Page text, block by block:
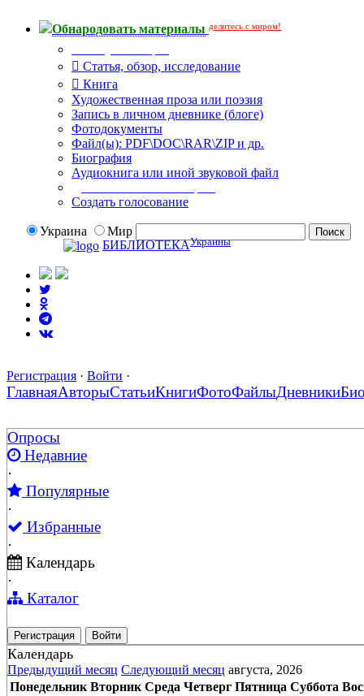
Обнародовать материалы делитесь с миром!
Статья, обзор, исследование
Книга
Художественная проза или поэзия
Запись в личном дневнике (блоге)
Фотодокументы
Файл(ы): PDF\DOC\RAR\ZIP и др.
Биография
Аудиокнига или иной звуковой файл
Создать голосование
Украина
Мир
БИБЛИОТЕКАУкраины
Регистрация · Войти ·
ГлавнаяАвторыСтатьиКнигиФотоФайлыДневники
Опросы
Недавние
·
Популярные
·
Избранные
·
Календарь
·
Каталог
Регистрация Войти
Календарь
Предыдущий месяц Следующий месяц августа, 2026
Понедельник Вторник Среда Четверг Пятница Суббота